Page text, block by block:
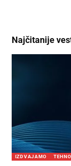
Najčitanije
IZDVAJAMO